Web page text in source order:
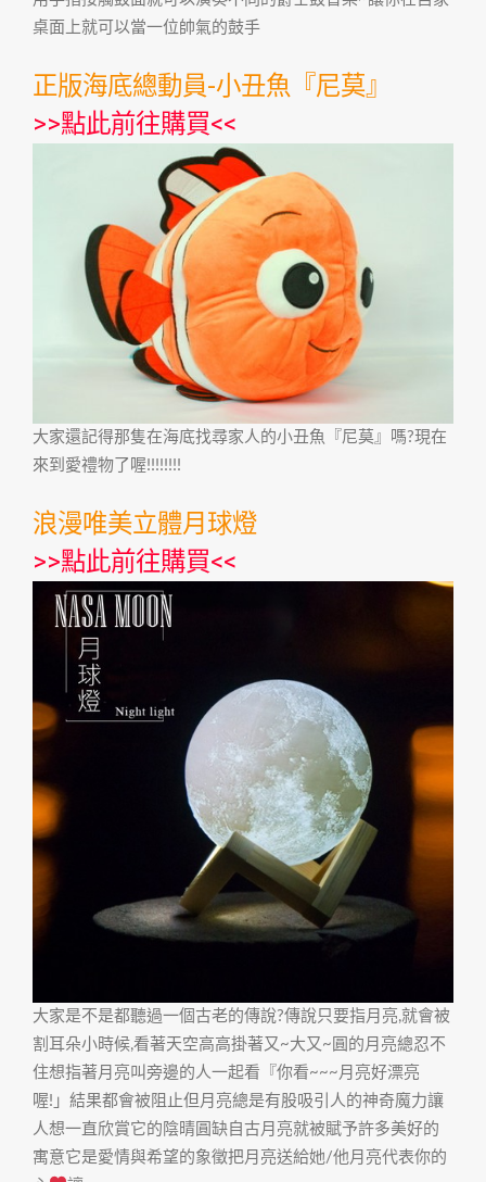
桌面上就可以當一位帥氣的鼓手
正版海底總動員-小丑魚『尼莫』
>>點此前往購買<<
大家還記得那隻在海底找尋家人的小丑魚『尼莫』嗎?現在
來到愛禮物了喔!!!!!!!!
浪漫唯美立體月球燈
>>點此前往購買<<
大家是不是都聽過一個古老的傳說?傳說只要指月亮,就會被
割耳朵小時候,看著天空高高掛著又~大又~圓的月亮總忍不
住想指著月亮叫旁邊的人一起看『你看~~~月亮好漂亮
喔!」結果都會被阻止但月亮總是有股吸引人的神奇魔力讓
人想一直欣賞它的陰晴圓缺自古月亮就被賦予許多美好的
寓意它是愛情與希望的象徵把月亮送給她/他月亮代表你的